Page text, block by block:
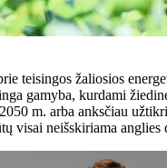
teisingos žaliosios
gamyba, kurdami
m. arba anksčiau
visai neišskiriama anglies